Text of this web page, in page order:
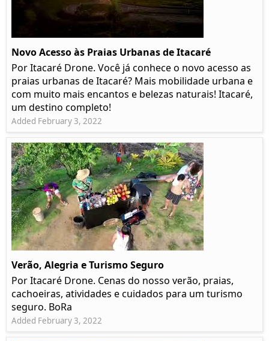
Novo Acesso às Praias Urbanas de Itacaré
Por Itacaré Drone. Você já conhece o novo acesso as
praias urbanas de Itacaré? Mais mobilidade urbana e
com muito mais encantos e belezas naturais! Itacaré,
um destino completo!
Added February 3, 2022
Verão, Alegria e Turismo Seguro
Por Itacaré Drone. Cenas do nosso verão, praias,
cachoeiras, atividades e cuidados para um turismo
seguro. BoRa
Added February 3, 2022